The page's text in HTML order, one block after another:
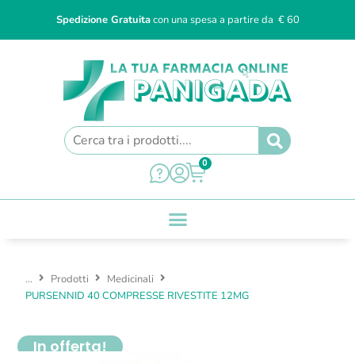
Spedizione Gratuitacon una spesa a partire da € 60
0
... Prodotti
Medicinali
PURSENNID 40 COMPRESSE RIVESTITE 12MG
In offerta!